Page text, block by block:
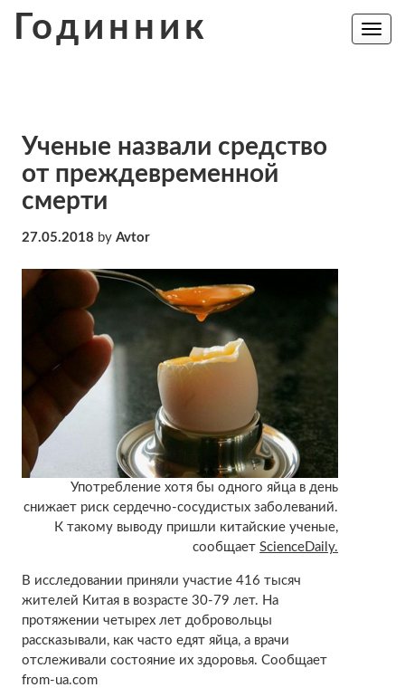
Годинник
Toggle
Ученые назвали средство
от преждевременной
смерти
27.05.2018 by Avtor
Употребление хотя бы одного яйца в день
снижает риск сердечно-сосудистых заболеваний.
К такому выводу пришли китайские ученые,
сообщаетScienceDaily.
В исследовании приняли участие 416 тысяч
жителей Китая в возрасте 30-79 лет. На
протяжении четырех лет добровольцы
рассказывали, как часто едят яйца, а врачи
отслеживали состояние их здоровья. Сообщает
from-ua.com